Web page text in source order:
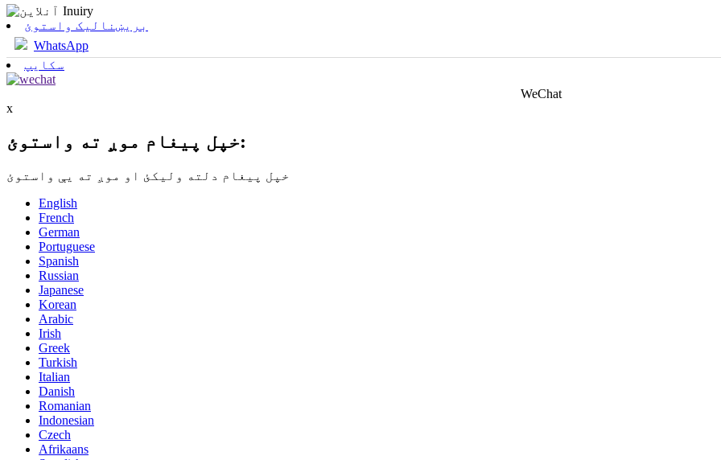
بریښنالیک واستوئ
WhatsApp
سکایپ
WeChat
x
خپل پیغام موږ ته واستوئ:
خپل پیغام دلته ولیکئ او موږ ته یې واستوئ
English
French
German
Portuguese
Spanish
Russian
Japanese
Korean
Arabic
Irish
Greek
Turkish
Italian
Danish
Romanian
Indonesian
Czech
Afrikaans